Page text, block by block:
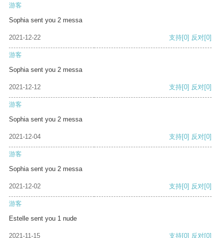
游客
Sophia sent you 2 messa
2021-12-22 支持[0] 反对[0]
游客
Sophia sent you 2 messa
2021-12-12 支持[0] 反对[0]
游客
Sophia sent you 2 messa
2021-12-04 支持[0] 反对[0]
游客
Sophia sent you 2 messa
2021-12-02 支持[0] 反对[0]
游客
Estelle sent you 1 nude
2021-11-15 支持[0] 反对[0]